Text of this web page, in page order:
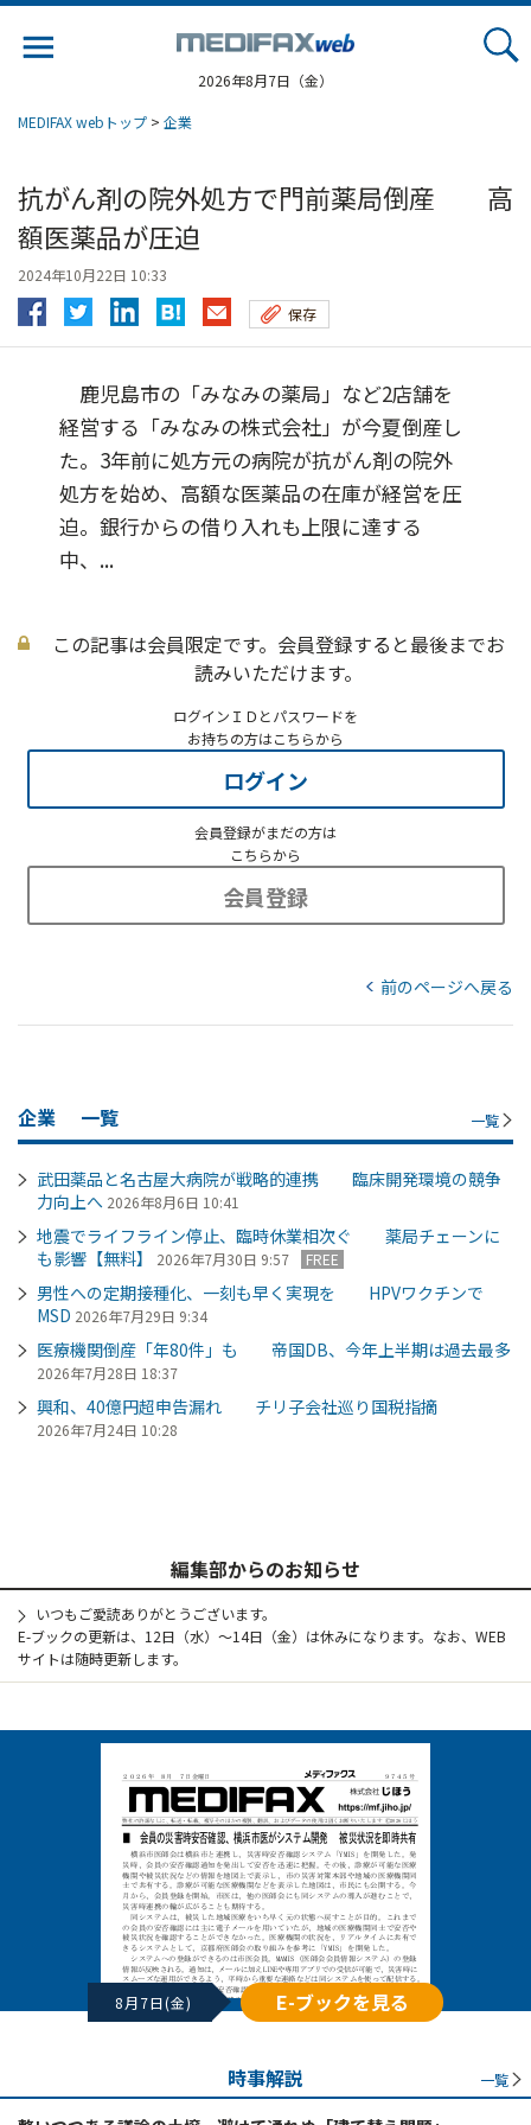
2026年8月7日（金）
MEDIFAX webトップ > 企業
抗がん剤の院外処方で門前薬局倒産 高
額医薬品が圧迫
2024年10月22日 10:33
保存
鹿児島市の「みなみの薬局」など2店舗を
経営する「みなみの株式会社」が今夏倒産し
た。3年前に処方元の病院が抗がん剤の院外
処方を始め、高額な医薬品の在庫が経営を圧
迫。銀行からの借り入れも上限に達する
中、...
この記事は会員限定です。会員登録すると最後までお
読みいただけます。
ログインＩＤとパスワードを
お持ちの方はこちらから
ログイン
会員登録がまだの方は
こちらから
会員登録
前のページへ戻る
企業 一覧 一覧
武田薬品と名古屋大病院が戦略的連携 臨床開発環境の競争
力向上へ 2026年8月6日 10:41
地震でライフライン停止、臨時休業相次ぐ 薬局チェーンに
も影響【無料】
2026年7月30日 9:57 FREE
男性への定期接種化、一刻も早く実現を HPVワクチンで
MSD 2026年7月29日 9:34
医療機関倒産「年80件」も 帝国DB、今年上半期は過去最多
2026年7月28日 18:37
興和、40億円超申告漏れ チリ子会社巡り国税指摘
2026年7月24日 10:28
編集部からのお知らせ
いつもご愛読ありがとうございます。
E-ブックの更新は、12日（水）～14日（金）は休みになります。なお、WEB
サイトは随時更新します。
8月7日(金) E-ブックを見る
時事解説 一覧